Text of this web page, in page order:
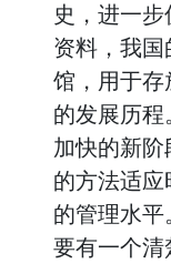
史，进一
资料，我
馆，用于
的发展历
加快的新
的方法适
的管理水
要有一个清